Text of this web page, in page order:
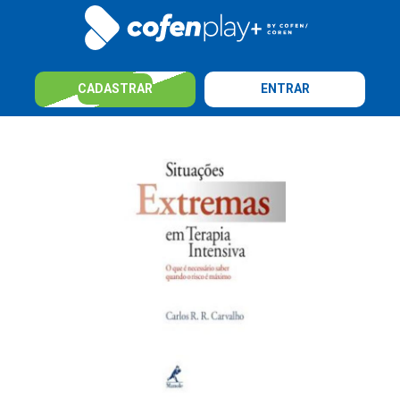
CADASTRAR ENTRAR